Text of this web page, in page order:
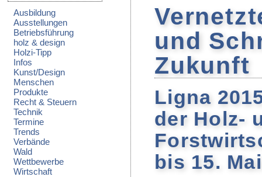
Ausbildung
Ausstellungen
Betriebsführung
holz & design
Holzi-Tipp
Infos
Kunst/Design
Menschen
Produkte
Recht & Steuern
Technik
Termine
Trends
Verbände
Wald
Wettbewerbe
Wirtschaft
und
Zukunft
Ligna
der Holz-
bis 15. Mai